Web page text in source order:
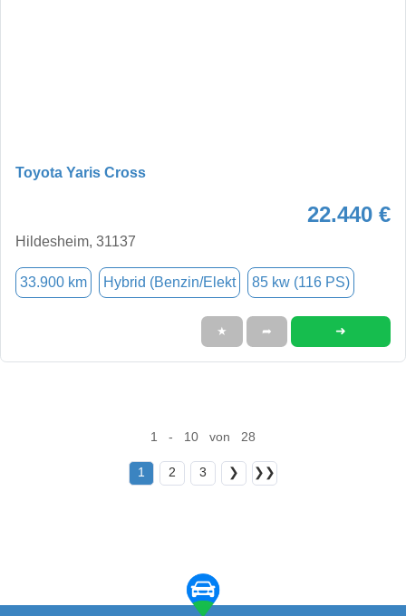
Toyota Yaris Cross
22.440 €
Hildesheim, 31137
33.900 km Hybrid (Benzin/Elekt 85 kw (116 PS)
★ ➦ ➜
1 - 10 von 28
1 2 3 ❯ ❯❯